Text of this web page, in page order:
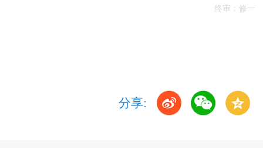
终审：修一
分享: